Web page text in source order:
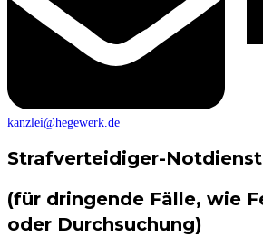
kanzlei@hegewerk.de
Strafverteidiger-
(für dringende Fälle, wie
oder Durchsuchung)